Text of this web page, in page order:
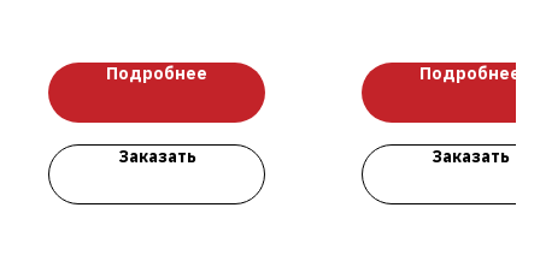
Подробнее
Заказать
Подробнее
Заказать